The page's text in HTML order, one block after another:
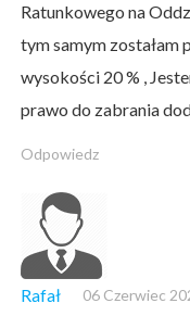
Ratunkowego na
tym samym
wysokości 20 % ,
prawo do zabrania
Odpowiedz
Rafał 06 Czerwiec